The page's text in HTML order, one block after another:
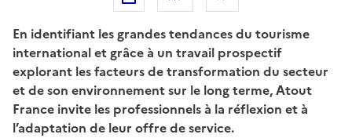
En identifiant les grandes tendances du tourisme
international et grâce à un travail prospectif
explorant les facteurs de transformation du secteur
et de son environnement sur le long terme, Atout
France invite les professionnels à la réflexion et à
l’adaptation de leur offre de service.